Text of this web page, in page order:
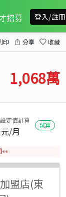
招募 登入/註冊
印 分享 收藏
1,068萬
定值計算
元/月
試算
👀
盟店(東